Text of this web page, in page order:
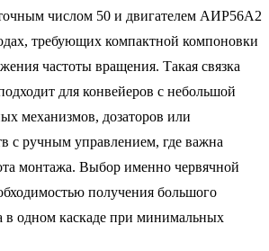
числом 50 и двигателем АИР56A2
требующих компактной компоновки
частоты вращения. Такая связка
для конвейеров с небольшой
механизмов, дозаторов или
с ручным управлением, где важна
монтажа. Выбор именно червячной
получения большого
в одном каскаде при минимальных